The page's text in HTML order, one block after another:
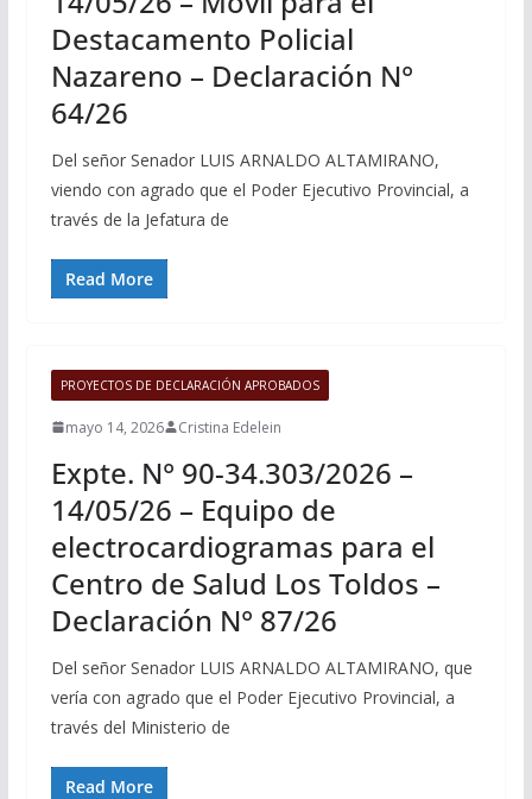
Destacamento Policial
Nazareno – Declaración N°
64/26
Del señor Senador LUIS ARNALDO ALTAMIRANO,
viendo con agrado que el Poder Ejecutivo Provincial, a
través de la Jefatura de
Read More
PROYECTOS DE DECLARACIÓN APROBADOS
mayo 14, 2026 Cristina Edelein
Expte. N° 90-34.303/2026 –
14/05/26 – Equipo de
electrocardiogramas para el
Centro de Salud Los Toldos –
Declaración N° 87/26
Del señor Senador LUIS ARNALDO ALTAMIRANO, que
vería con agrado que el Poder Ejecutivo Provincial, a
través del Ministerio de
Read More